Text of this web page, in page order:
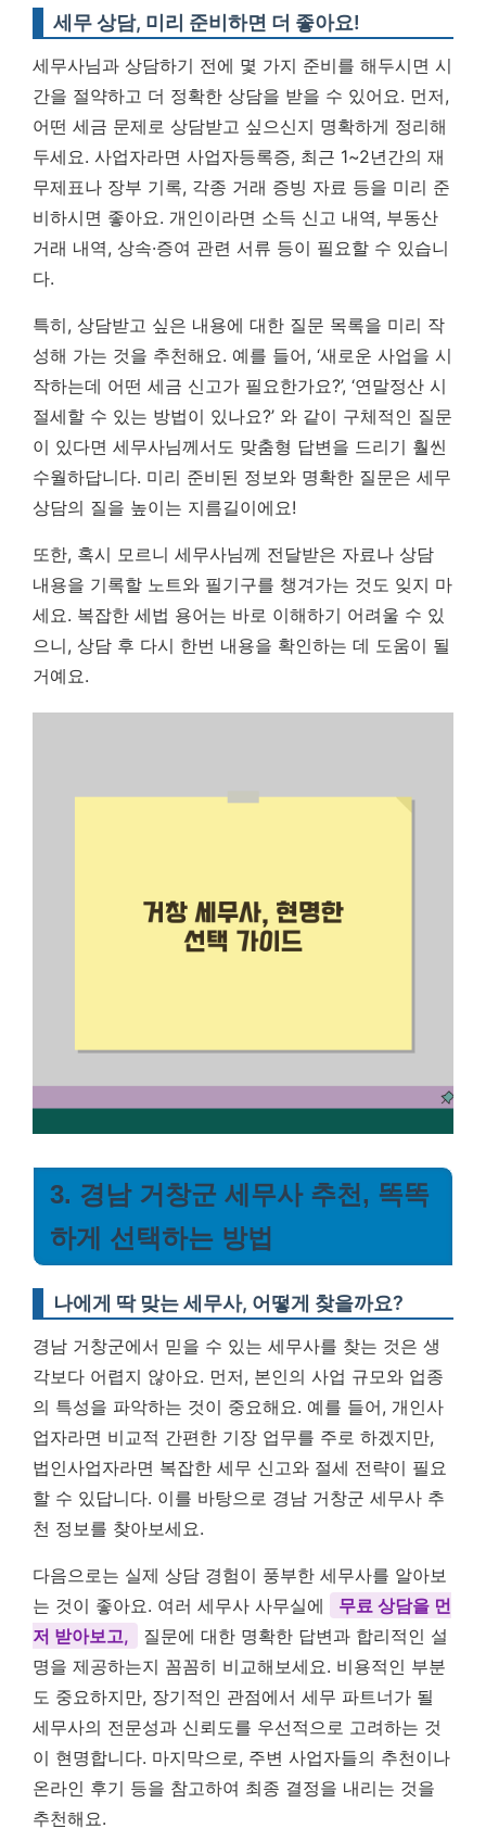
세무 상담, 미리 준비하면 더 좋아요!
세무사님과 상담하기 전에 몇 가지 준비를 해두시면 시
간을 절약하고 더 정확한 상담을 받을 수 있어요. 먼저,
어떤 세금 문제로 상담받고 싶으신지 명확하게 정리해
두세요. 사업자라면 사업자등록증, 최근 1~2년간의 재
무제표나 장부 기록, 각종 거래 증빙 자료 등을 미리 준
비하시면 좋아요. 개인이라면 소득 신고 내역, 부동산
거래 내역, 상속·증여 관련 서류 등이 필요할 수 있습니
다.
특히, 상담받고 싶은 내용에 대한 질문 목록을 미리 작
성해 가는 것을 추천해요. 예를 들어, ‘새로운 사업을 시
작하는데 어떤 세금 신고가 필요한가요?’, ‘연말정산 시
절세할 수 있는 방법이 있나요?’ 와 같이 구체적인 질문
이 있다면 세무사님께서도 맞춤형 답변을 드리기 훨씬
수월하답니다. 미리 준비된 정보와 명확한 질문은 세무
상담의 질을 높이는 지름길이에요!
또한, 혹시 모르니 세무사님께 전달받은 자료나 상담
내용을 기록할 노트와 필기구를 챙겨가는 것도 잊지 마
세요. 복잡한 세법 용어는 바로 이해하기 어려울 수 있
으니, 상담 후 다시 한번 내용을 확인하는 데 도움이 될
거예요.
3. 경남 거창군 세무사 추천, 똑똑
하게 선택하는 방법
나에게 딱 맞는 세무사, 어떻게 찾을까요?
경남 거창군에서 믿을 수 있는 세무사를 찾는 것은 생
각보다 어렵지 않아요. 먼저, 본인의 사업 규모와 업종
의 특성을 파악하는 것이 중요해요. 예를 들어, 개인사
업자라면 비교적 간편한 기장 업무를 주로 하겠지만,
법인사업자라면 복잡한 세무 신고와 절세 전략이 필요
할 수 있답니다. 이를 바탕으로 경남 거창군 세무사 추
천 정보를 찾아보세요.
다음으로는 실제 상담 경험이 풍부한 세무사를 알아보
는 것이 좋아요. 여러 세무사 사무실에
무료 상담을 먼
저 받아보고,
질문에 대한 명확한 답변과 합리적인 설
명을 제공하는지 꼼꼼히 비교해보세요. 비용적인 부분
도 중요하지만, 장기적인 관점에서 세무 파트너가 될
세무사의 전문성과 신뢰도를 우선적으로 고려하는 것
이 현명합니다. 마지막으로, 주변 사업자들의 추천이나
온라인 후기 등을 참고하여 최종 결정을 내리는 것을
추천해요.